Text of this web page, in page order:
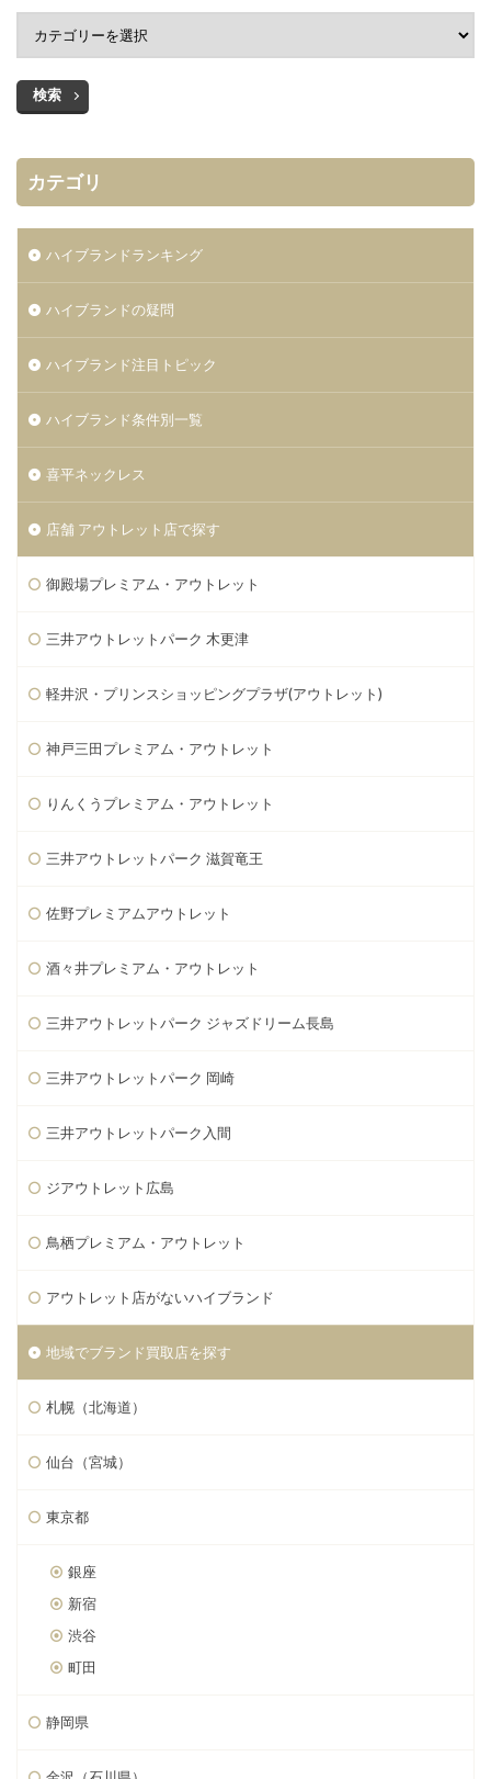
検索
カテゴリ
ハイブランドランキング
ハイブランドの疑問
ハイブランド注目トピック
ハイブランド条件別一覧
喜平ネックレス
店舗 アウトレット店で探す
御殿場プレミアム・アウトレット
三井アウトレットパーク 木更津
軽井沢・プリンスショッピングプラザ(アウトレット)
神戸三田プレミアム・アウトレット
りんくうプレミアム・アウトレット
三井アウトレットパーク 滋賀竜王
佐野プレミアムアウトレット
酒々井プレミアム・アウトレット
三井アウトレットパーク ジャズドリーム長島
三井アウトレットパーク 岡崎
三井アウトレットパーク入間
ジアウトレット広島
鳥栖プレミアム・アウトレット
アウトレット店がないハイブランド
地域でブランド買取店を探す
札幌（北海道）
仙台（宮城）
東京都
銀座
新宿
渋谷
町田
静岡県